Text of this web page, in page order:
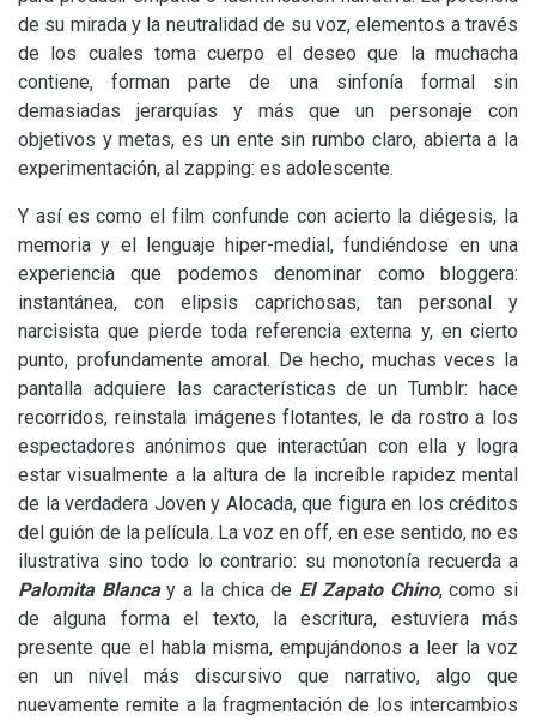
de su mirada y la neutralidad de su voz, elementos a través
de los cuales toma cuerpo el deseo que la muchacha
contiene, forman parte de una sinfonía formal sin
demasiadas jerarquías y más que un personaje con
objetivos y metas, es un ente sin rumbo claro, abierta a la
experimentación, al zapping: es adolescente.
Y así es como el film confunde con acierto la diégesis, la
memoria y el lenguaje hiper-medial, fundiéndose en una
experiencia que podemos denominar como bloggera:
instantánea, con elipsis caprichosas, tan personal y
narcisista que pierde toda referencia externa y, en cierto
punto, profundamente amoral. De hecho, muchas veces la
pantalla adquiere las características de un Tumblr: hace
recorridos, reinstala imágenes flotantes, le da rostro a los
espectadores anónimos que interactúan con ella y logra
estar visualmente a la altura de la increíble rapidez mental
de la verdadera Joven y Alocada, que figura en los créditos
del guión de la película. La voz en off, en ese sentido, no es
ilustrativa sino todo lo contrario: su monotonía recuerda a
Palomita Blancay a la chica de El Zapato Chino, como si
de alguna forma el texto, la escritura, estuviera más
presente que el habla misma, empujándonos a leer la voz
en un nivel más discursivo que narrativo, algo que
nuevamente remite a la fragmentación de los intercambios